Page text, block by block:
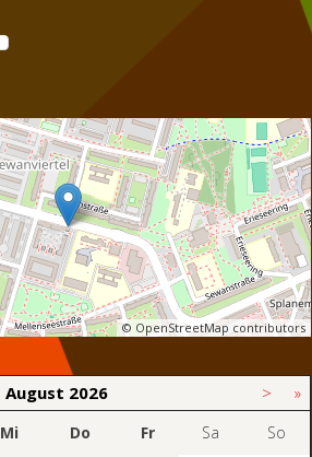
© OpenStreetMap contributors
August 2026 > »
Mi Do Fr Sa
So